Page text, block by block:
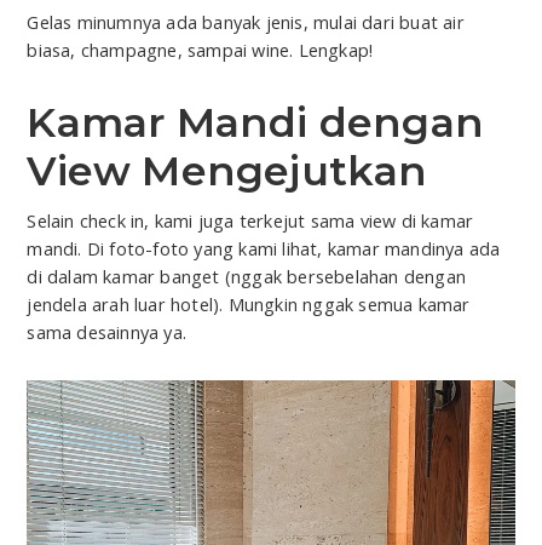
Gelas minumnya ada banyak jenis, mulai dari buat air
biasa, champagne, sampai wine. Lengkap!
Kamar Mandi dengan
View Mengejutkan
Selain check in, kami juga terkejut sama view di kamar
mandi. Di foto-foto yang kami lihat, kamar mandinya ada
di dalam kamar banget (nggak bersebelahan dengan
jendela arah luar hotel). Mungkin nggak semua kamar
sama desainnya ya.